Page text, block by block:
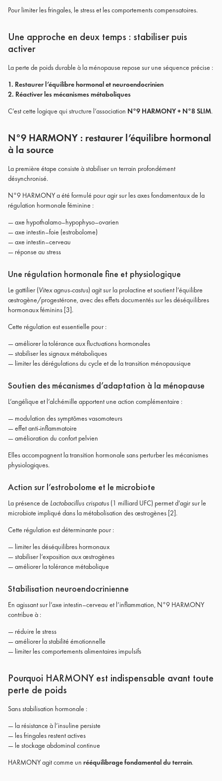
Pour limiter les fringales, le stress et les comportements compensatoires.
Une approche en deux temps : stabiliser puis
activer
La perte de poids durable à la ménopause repose sur une séquence précise :
1. Restaurer l’équilibre hormonal et neuroendocrinien
2. Réactiver les mécanismes métaboliques
C’est cette logique qui structure l’association N°9 HARMONY + N°8 SLIM.
N°9 HARMONY : restaurer l’équilibre hormonal
à la source
La première étape consiste à stabiliser un terrain profondément
désynchronisé.
N°9 HARMONY a été formulé pour agir sur les axes fondamentaux de la
régulation hormonale féminine :
— axe hypothalamo–hypophyso–ovarien
— axe intestin–foie (estrobolome)
— axe intestin–cerveau
— réponse au stress
Une régulation hormonale fine et physiologique
Le gattilier (Vitex agnus-castus) agit sur la prolactine et soutient l’équilibre
œstrogène/progestérone, avec des effets documentés sur les déséquilibres
hormonaux féminins [3].
Cette régulation est essentielle pour :
— améliorer la tolérance aux fluctuations hormonales
— stabiliser les signaux métaboliques
— limiter les dérégulations du cycle et de la transition ménopausique
Soutien des mécanismes d’adaptation à la ménopause
L’angélique et l’alchémille apportent une action complémentaire :
— modulation des symptômes vasomoteurs
— effet anti-inflammatoire
— amélioration du confort pelvien
Elles accompagnent la transition hormonale sans perturber les mécanismes
physiologiques.
Action sur l’estrobolome et le microbiote
La présence de Lactobacillus crispatus (1 milliard UFC) permet d’agir sur le
microbiote impliqué dans la métabolisation des œstrogènes [2].
Cette régulation est déterminante pour :
— limiter les déséquilibres hormonaux
— stabiliser l’exposition aux œstrogènes
— améliorer la tolérance métabolique
Stabilisation neuroendocrinienne
En agissant sur l’axe intestin–cerveau et l’inflammation, N°9 HARMONY
contribue à :
— réduire le stress
— améliorer la stabilité émotionnelle
— limiter les comportements alimentaires impulsifs
Pourquoi HARMONY est indispensable avant toute
perte de poids
Sans stabilisation hormonale :
— la résistance à l’insuline persiste
— les fringales restent actives
— le stockage abdominal continue
HARMONY agit comme un rééquilibrage fondamental du terrain.